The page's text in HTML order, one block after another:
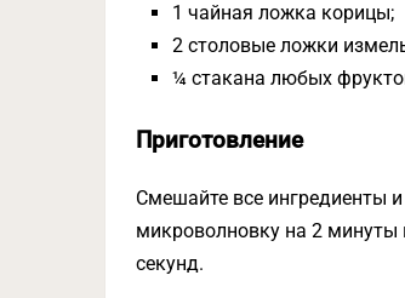
1 чайная ложка корицы;
2 столовые ложки
¼ стакана любых
Приготовление
Смешайте все ингредиенты
микроволновку на 2 минуты
секунд.